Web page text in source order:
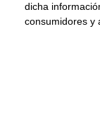
dicha
consumidores y